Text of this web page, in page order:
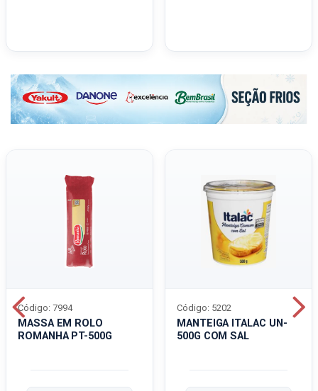
MASSA EM ROLO
ROMANHA PT-500G
Código: 7994
MANTEIGA ITALAC UN-
500G COM SAL
Código: 5202